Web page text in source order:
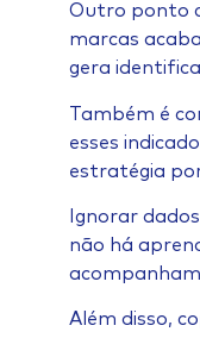
Outro ponto
marcas
gera
Também é
esses
estratégia
Ignorar
não há
Além disso,